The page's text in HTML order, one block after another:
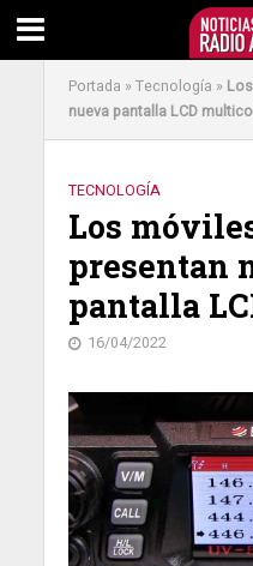
Portada »Tecnología »
nueva pantalla LCD
TECNOLOGÍA
Los
presentan
pantalla
16/04/2022